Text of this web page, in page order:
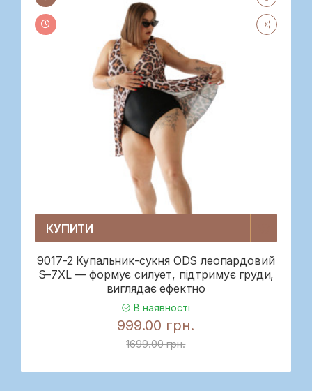
КУПИТИ
9017-2 Купальник-сукня ODS леопардовий
S–7XL — формує силует, підтримує груди,
виглядає ефектно
В наявності
999.00 грн.
1699.00 грн.